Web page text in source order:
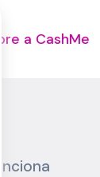
a CashMe